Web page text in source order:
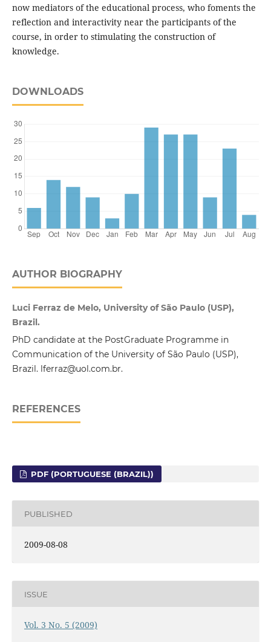
now mediators of the educational process, who foments the
reflection and interactivity near the participants of the
course, in order to stimulating the construction of
knowledge.
DOWNLOADS
AUTHOR BIOGRAPHY
Luci Ferraz de Melo, University of São Paulo (USP),
Brazil.
PhD candidate at the PostGraduate Programme in
Communication of the University of São Paulo (USP),
Brazil. lferraz@uol.com.br.
REFERENCES
PDF (PORTUGUESE (BRAZIL))
PUBLISHED
2009-08-08
ISSUE
Vol. 3 No. 5 (2009)